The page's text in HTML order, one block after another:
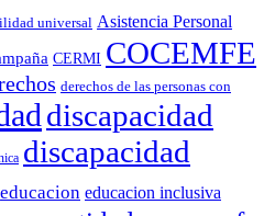
universal Asistencia Personal
CERMI COCEMFE
derechos de las personas con
discapacidad
discapacidad
educacion educacion inclusiva